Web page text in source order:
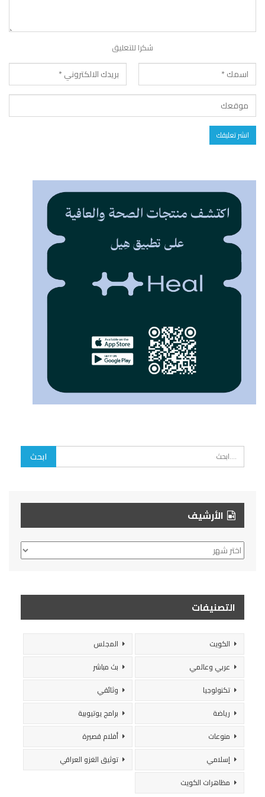
شكرا للتعليق
الأرشيف
الأرشيف
التصنيفات
الكويت
المجلس
عربي وعالمي
بث مباشر
تكنولوجيا
وثائقي
رياضة
برامج يوتيوبية
منوعات
أفلام قصيرة
إسلامي
توثيق الغزو العراقي
مظاهرات الكويت